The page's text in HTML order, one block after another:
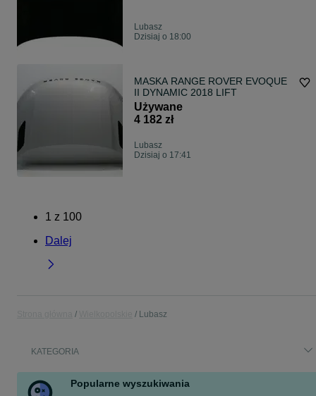
Lubasz
Dzisiaj o 18:00
MASKA RANGE ROVER EVOQUE
II DYNAMIC 2018 LIFT
Używane
4 182 zł
Lubasz
Dzisiaj o 17:41
1 z 100
Dalej
Lubasz
KATEGORIA
Popularne wyszukiwania